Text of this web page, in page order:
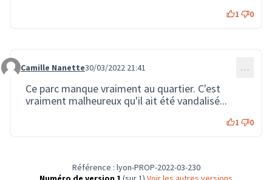
1 0
Commentaire 130
Camille Nanette30/03/2022 21:41 …
Ce parc manque vraiment au quartier. C'est
vraiment malheureux qu'il ait été vandalisé...
1 0
Référence : lyon-PROP-2022-03-230